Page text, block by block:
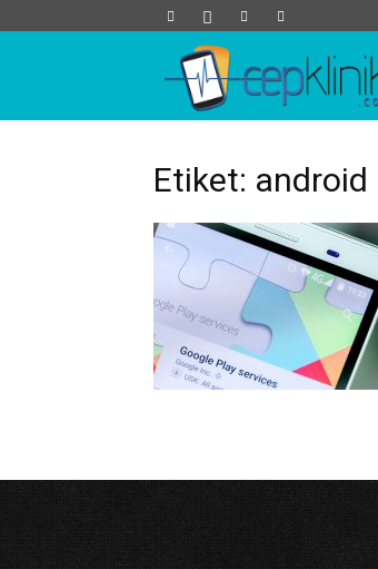
Etiket: android